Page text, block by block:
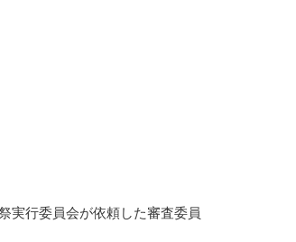
実行委員会が依頼した審査委員